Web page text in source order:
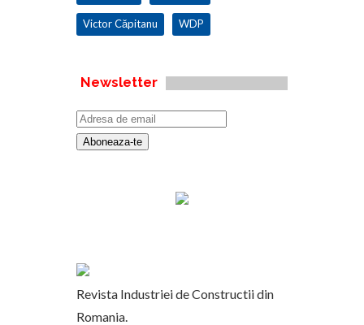
Victor Căpitanu WDP
Newsletter
Revista Industriei de Constructii din
Romania.